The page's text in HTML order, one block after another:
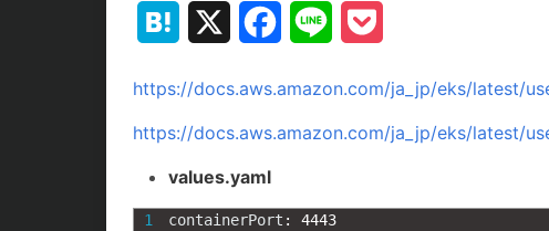
Hatena Facebook
Line
https://docs.aws.amazon.com/ja_jp/eks/latest/
https://docs.aws.amazon.com/ja_jp/eks/latest/
values.yaml
1
containerPort : 4443